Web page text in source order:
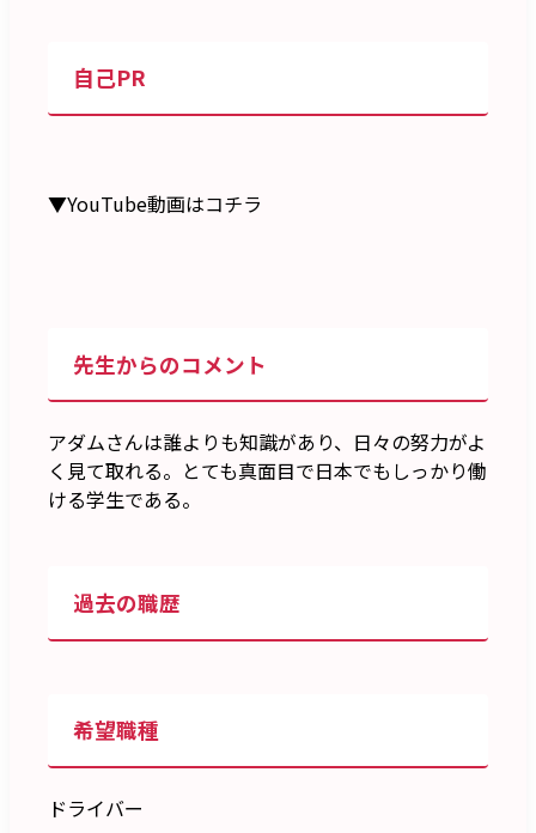
自己PR
▼YouTube動画はコチラ
先生からのコメント
アダムさんは誰よりも知識があり、日々の努力がよ
く見て取れる。とても真面目で日本でもしっかり働
ける学生である。
過去の職歴
希望職種
ドライバー